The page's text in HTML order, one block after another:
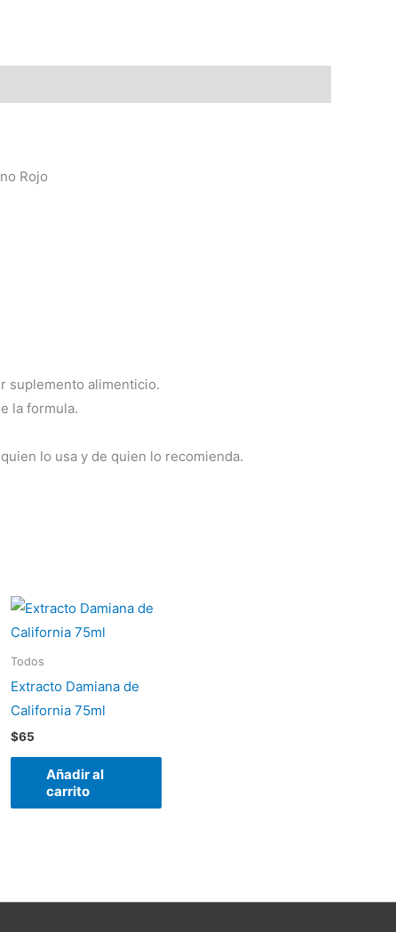
Rojo
suplemento alimenticio.
la formula.
lo usa y de quien lo recomienda.
Todos
Extracto Damiana de
California 75ml
$65
Añadir al
carrito